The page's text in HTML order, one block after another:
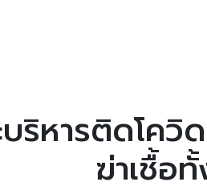
หารติดโควิ
ฆ่าเชื้อ